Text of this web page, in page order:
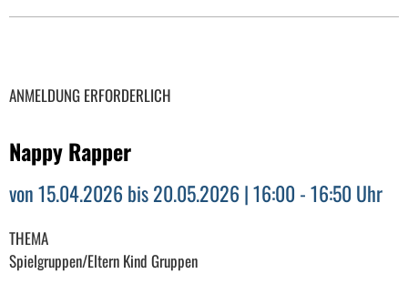
ANMELDUNG ERFORDERLICH
Nappy Rapper
von 15.04.2026 bis 20.05.2026 | 16:00 - 16:50 Uhr
THEMA
Spielgruppen/Eltern Kind Gruppen